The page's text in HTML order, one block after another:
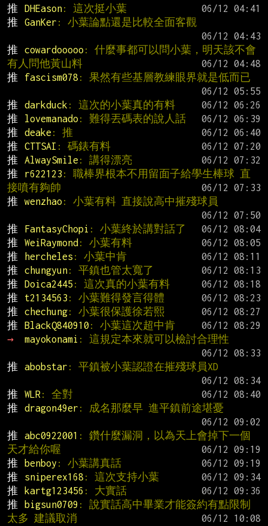
推
DHEason: 這次挺小葉
推
GanKer : 小葉論點還是比較全面客觀
推
cowardooooo : 什麼事都可以問小葉，明天該不會
有人問他黃山料
推
fascism078 : 果然有些基層教練眼界就是低而已
推
darkduck : 這次的小葉真的有料
推
lovemanado : 難得丟碼表的說人話
推
deake : 推
推
CTTSAI : 碼錶有料
推
AlwaySmile : 講得漂亮
推
r622123 : 職棒界根本不用留面子給學生棒球 直
接噴有夠帥
推
wenzhao : 小葉有料 直接說高中摧殘球員
推
FantasyChopi : 小葉終於講對話了
推
WeiRaymond : 小葉有料
推
hercheles : 小葉中肯
推
chungyun: 平鎮也管太寬了
推
Doica2445 : 這次真的小葉有料
推
t2134563 : 小葉難得發言得體
推
chechung: 小葉很保護徐若熙
推
BlackQ840910 : 小葉這次超中肯
→
mayokonami : 這規定本來就可以檢討合理性
推
abobstar : 平鎮被小葉認證在摧殘球員XD
推
WLR : 全對
推
dragon49er : 成名那麼早 進平鎮前途堪憂
推
abc0922001 : 鑽什麼漏洞，以為天上會掉下一個
天才給你喔
推
benboy : 小葉講真話
推
sniperex168 : 這次支持小葉
推
kartg123456 : 大實話
推
bigsun0709 : 說實話高中畢業才能簽約有點限制
太多 建議取消